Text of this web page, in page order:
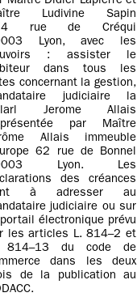
Ludivine Sapin
rue de Créqui
Lyon, avec les
: assister le
dans tous les
concernant la gestion,
judiciaire la
Jerome Allais
par Maître
Allais immeuble
62 rue de Bonnel
Lyon. Les
des créances
à adresser au
judiciaire ou sur
électronique prévu
les articles L. 814–2 et
814–13 du code de
dans les deux
de la publication au